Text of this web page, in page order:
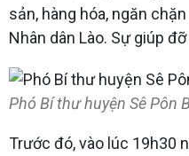
sản, hàng hóa, ngăn
Nhân dân Lào. Sự giúp
Phó Bí thư huyện Sê Pôn
Trước đó, vào lúc 19h30